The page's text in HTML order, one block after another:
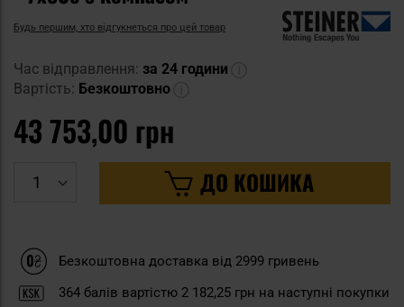
Будь першим, хто відгукнеться про цей товар
Час відправлення: за 24 години
Вартість: Безкоштовно
43 753,00 грн
ДО КОШИКА
Безкоштовна доставка від 2999 гривень
364 балів вартістю 2 182,25 грн на наступні покупки